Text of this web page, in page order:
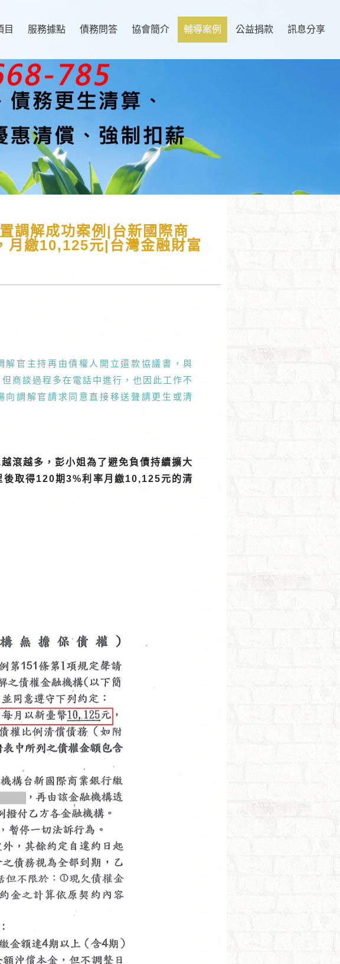
目 服務據點 債務問答 協會簡介 輔導案例 公益捐款 訊息分享
調解成功案例|台新國際商
月繳10,125元|台灣金融財富
官主持再由債權人開立還款協議書，與
商談過程多在電話中進行，也因此工作不
調解官請求同意直接移送聲請更生或清
滾越多，彭小姐為了避免負債持續擴大
後取得120期3%利率月繳10,125元的清